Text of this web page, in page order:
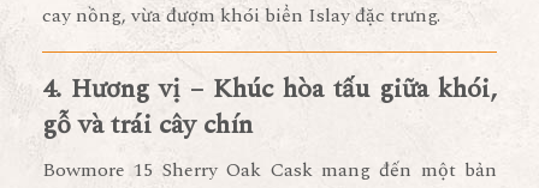
cay nồng, vừa đượm khói biển Islay đặc trưng.
4. Hương vị – Khúc hòa tấu giữa khói,
gỗ và trái cây chín
Bowmore 15 Sherry Oak Cask mang đến một bản